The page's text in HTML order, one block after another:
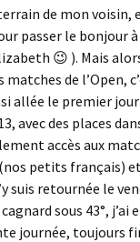
de mon voisin,
passer le bonjour
😉 ). Mais
matches de l’Open,
allée le premier
avec des places
accès aux
petits français)
suis retournée le
sous 43°, j’ai
journée, toujours